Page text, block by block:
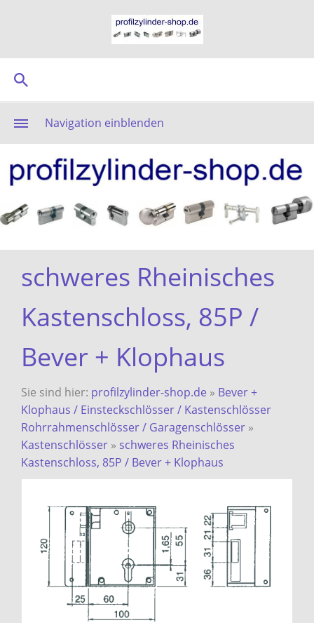
Navigation einblenden
schweres Rheinisches
Kastenschloss, 85P /
Bever + Klophaus
Sie sind hier: profilzylinder-shop.de » Bever +
Klophaus / Einsteckschlösser / Kastenschlösser
Rohrrahmenschlösser / Garagenschlösser »
Kastenschlösser » schweres Rheinisches
Kastenschloss, 85P / Bever + Klophaus